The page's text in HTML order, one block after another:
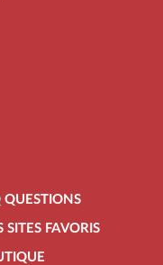
QUESTIONS
SITES FAVORIS